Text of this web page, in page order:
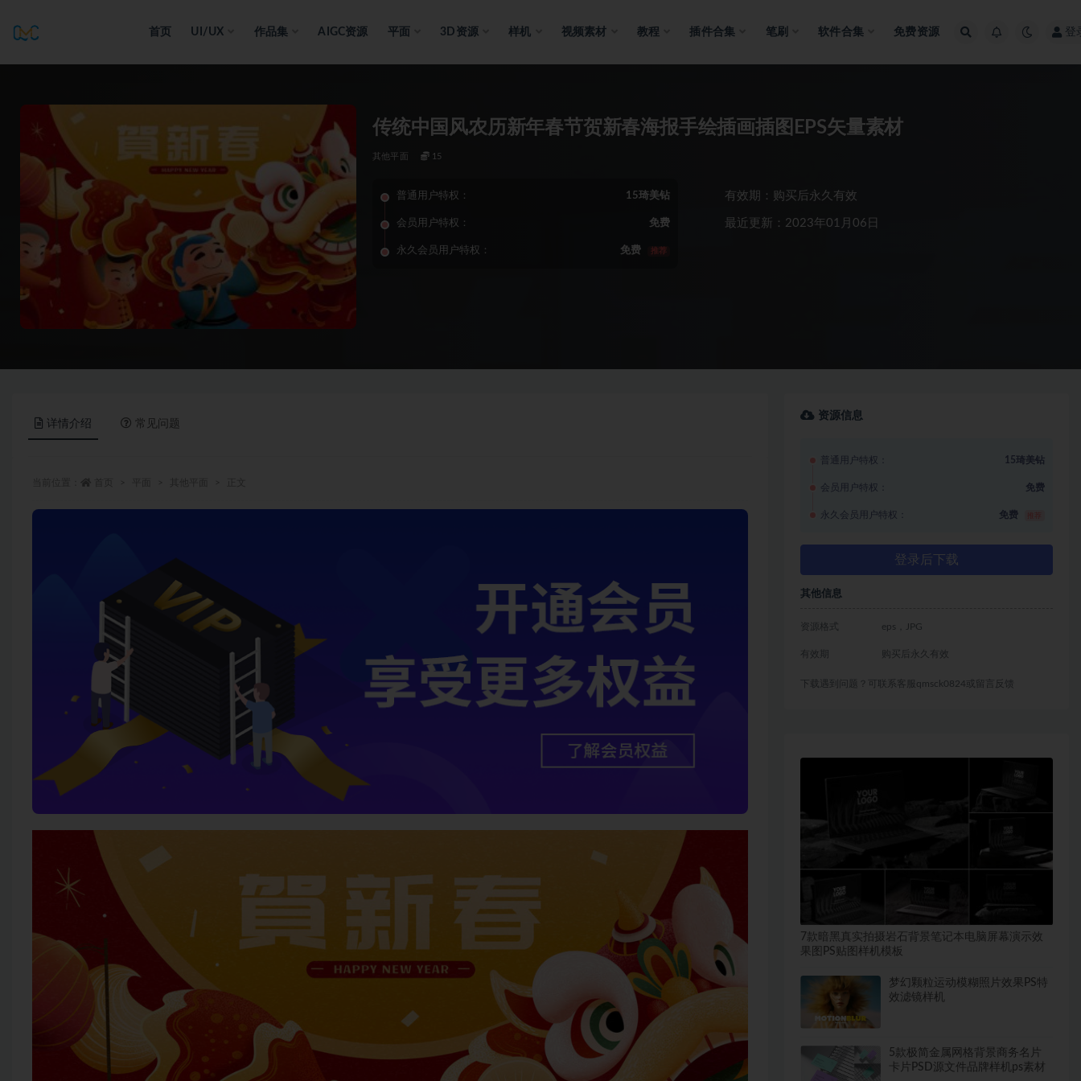
首页 UI/UX 作品集 AIGC资源 平面 3D资源 样机 视频素材 教程 插件合集 笔刷 软件合集 免费资源 登
传统中国风农历新年春节贺新春海报手绘插画插图EPS矢量素材
其他平面 15
普通用户特权： 15琦美钻
会员用户特权： 免费
永久会员用户特权： 免费 推荐
有效期：购买后永久有效
最近更新：2023年01月06日
详情介绍 常见问题
资源信息
普通用户特权： 15琦美钻
会员用户特权： 免费
永久会员用户特权： 免费
登录后下载
其他信息
资源格式 eps，JPG
有效期 购买后永久有效
下载遇到问题？可联系客服qmsck0824或留言反馈
7款暗黑真实拍摄岩石背景笔记本电脑屏幕演示效
果图PS贴图样机模板
梦幻颗粒运动模糊照片效果PS特
效滤镜样机
5款极简金属网格背景商务名片
卡片PSD源文件品牌样机ps素材